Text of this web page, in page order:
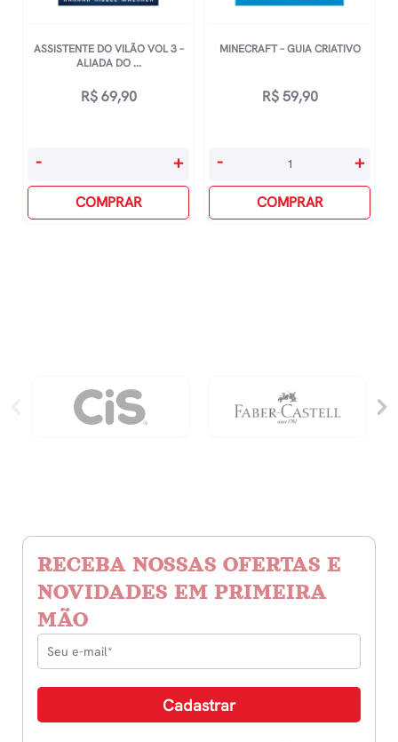
Faria
Pudesse
ASSISTENTE DO VILÃO VOL 3 –
ALIADA DO ...
R$69,90
Assistente
Vol
- +
COMPRAR
MINECRAFT – GUIA CRIATIVO
R$59,90
Minecraft
Criativo
- +
COMPRAR
RECEBA NOSSAS OFERTAS E
NOVIDADES EM PRIMEIRA
MÃO